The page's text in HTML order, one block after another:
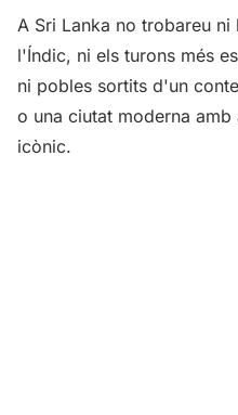
A Sri Lanka no trobareu
l'Índic, ni els turons més
ni pobles sortits d'un
o una ciutat moderna
icònic.